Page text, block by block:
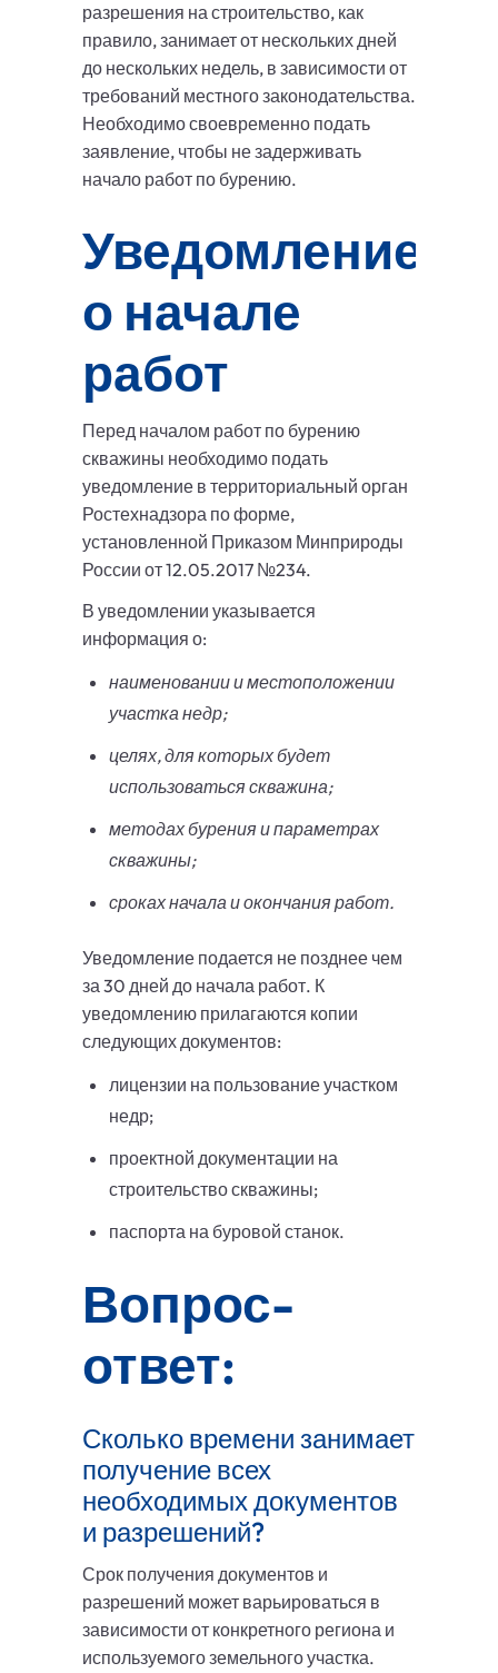
разрешения на строительство, как
правило, занимает от нескольких дней
до нескольких недель, в зависимости от
требований местного законодательства.
Необходимо своевременно подать
заявление, чтобы не задерживать
начало работ по бурению.
Уведомление
о начале
работ
Перед началом работ по бурению
скважины необходимо подать
уведомление в территориальный орган
Ростехнадзора по форме,
установленной Приказом Минприроды
России от 12.05.2017 №234.
В уведомлении указывается
информация о:
наименовании и местоположении
участка недр;
целях, для которых будет
использоваться скважина;
методах бурения и параметрах
скважины;
сроках начала и окончания работ.
Уведомление подается не позднее чем
за 30 дней до начала работ. К
уведомлению прилагаются копии
следующих документов:
лицензии на пользование участком
недр;
проектной документации на
строительство скважины;
паспорта на буровой станок.
Вопрос-
ответ:
Сколько времени занимает
получение всех
необходимых документов
и разрешений?
Срок получения документов и
разрешений может варьироваться в
зависимости от конкретного региона и
используемого земельного участка.